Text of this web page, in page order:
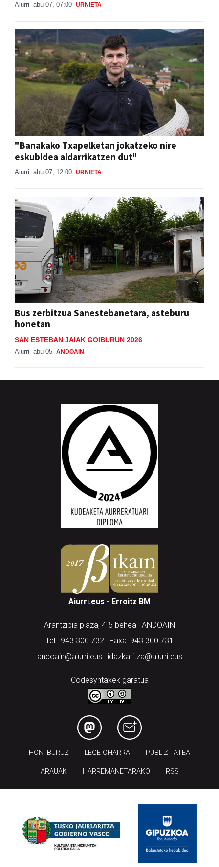
Aiurri abu 07, 07:00 URNIETA
"Banakako Txapelketan jokatzeko nire
eskubidea aldarrikatzen dut"
Aiurri abu 07, 12:00 URNIETA
Bus zerbitzua Sanestebanetara, asteburu
honetan
SAN ESTEBAN JAIAK GOIBURUN 2026
Aiurri abu 05 ANDOAIN
Aiurri.eus - Erroitz BM
Arantzibia plaza, 4-5 behea | ANDOAIN
Tel.: 943 300 732 | Faxa: 943 300 731
andoain@aiurri.eus | idazkaritza@aiurri.eus
Codesyntaxek garatua
HONI BURUZ LEGE OHARRA PUBLIZITATEA
ARAUAK HARREMANETARAKO RSS